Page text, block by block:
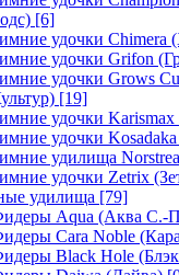
[6]
удочки Chimera
удочки Grifon
удочки Grows
[19]
удочки
удочки
удилища
удочки Zetrix
удилища [79]
Aqua (Аква С.-
Cara Noble
Black Hole